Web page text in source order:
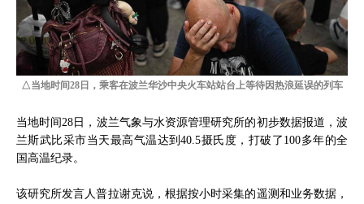
△当地时间28日，乘客在波兰华沙中央火车站站台上等待因热浪延误的列车
当地时间28日，波兰气象与水资源管理研究所的初步数据报道，波
兰斯武比采市当天最高气温达到40.5摄氏度，打破了100多年的全
国高温纪录。
该研究所发言人普拉谢克说，根据按小时采集的遥测和业务数据，